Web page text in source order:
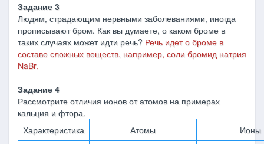
Задание 3
Людям, страдающим нервными заболеваниями, иногда
прописывают бром. Как вы думаете, о каком броме в
таких случаях может идти речь? Речь идет о броме в
составе сложных веществ, например, соли бромид натрия
NaBr.
Задание 4
Рассмотрите отличия ионов от атомов на примерах
кальция и фтора.
Характеристика
Атомы Ионы